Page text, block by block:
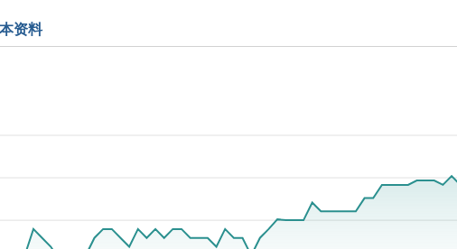
资料